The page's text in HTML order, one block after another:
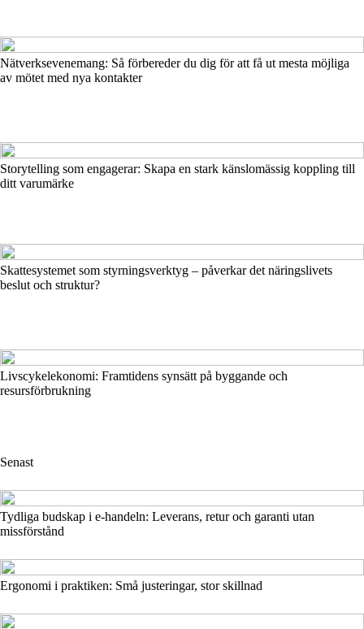
Nätverksevenemang: Så förbereder du dig för att få ut mesta möjliga
av mötet med nya kontakter
Storytelling som engagerar: Skapa en stark känslomässig koppling till
ditt varumärke
Skattesystemet som styrningsverktyg – påverkar det näringslivets
beslut och struktur?
Livscykelekonomi: Framtidens synsätt på byggande och
resursförbrukning
Senast
Tydliga budskap i e-handeln: Leverans, retur och garanti utan
missförstånd
Ergonomi i praktiken: Små justeringar, stor skillnad